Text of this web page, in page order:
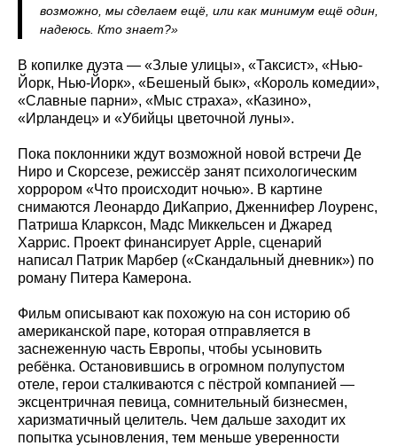
возможно, мы сделаем ещё, или как минимум ещё один,
надеюсь. Кто знает?»
В копилке дуэта — «Злые улицы», «Таксист», «Нью-
Йорк, Нью-Йорк», «Бешеный бык», «Король комедии»,
«Славные парни», «Мыс страха», «Казино»,
«Ирландец» и «Убийцы цветочной луны».
Пока поклонники ждут возможной новой встречи Де
Ниро и Скорсезе, режиссёр занят психологическим
хоррором «Что происходит ночью». В картине
снимаются Леонардо ДиКаприо, Дженнифер Лоуренс,
Патриша Кларксон, Мадс Миккельсен и Джаред
Харрис. Проект финансирует Apple, сценарий
написал Патрик Марбер («Скандальный дневник») по
роману Питера Камерона.
Фильм описывают как похожую на сон историю об
американской паре, которая отправляется в
заснеженную часть Европы, чтобы усыновить
ребёнка. Остановившись в огромном полупустом
отеле, герои сталкиваются с пёстрой компанией —
эксцентричная певица, сомнительный бизнесмен,
харизматичный целитель. Чем дальше заходит их
попытка усыновления, тем меньше уверенности